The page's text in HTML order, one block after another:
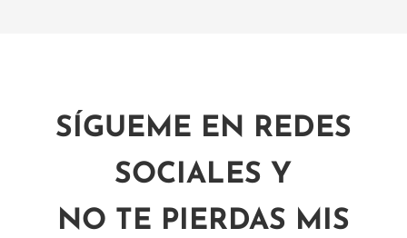
SÍGUEME EN REDES
SOCIALES Y
NO TE PIERDAS MIS